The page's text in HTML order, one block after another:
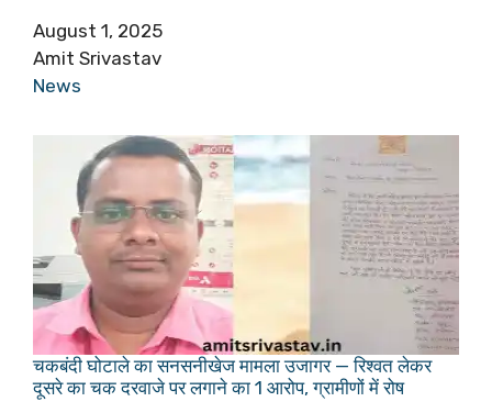
Date
August 1, 2025
Author
Amit Srivastav
In relation to
News
चकबंदी घोटाले का सनसनीखेज मामला उजागर — रिश्वत लेकर
दूसरे का चक दरवाजे पर लगाने का 1 आरोप, ग्रामीणों में रोष